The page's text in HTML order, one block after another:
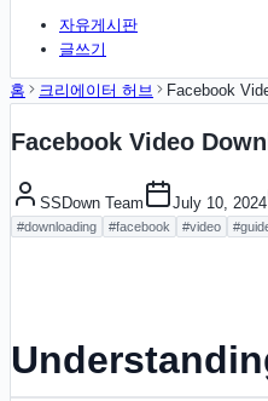
자유게시판
글쓰기
홈 크리에이터 허브 Facebook
Facebook Video
SSDown Team July 10, 2024
#downloading #facebook #video #